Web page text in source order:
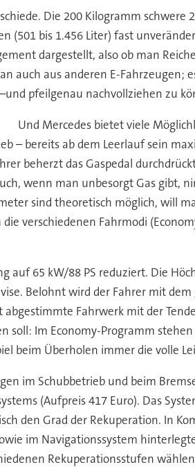
Die 200 Kilogramm
(501 bis 1.456 Liter) fast
dargestellt, also ob man
auch aus anderen E-
pfeilgenau nachvollziehen zu
Und Mercedes bietet viele
– bereits ab dem Leerlauf sein
beherzt das Gaspedal
wenn man unbesorgt Gas
sind theoretisch möglich, will
verschiedenen Fahrmodi
auf 65 kW/88 PS reduziert. Die
Belohnt wird der Fahrer mit
abgestimmte Fahrwerk mit der
soll: Im Economy-Programm
beim Überholen immer die volle
im Schubbetrieb und beim
(Aufpreis 417 Euro). Das
den Grad der Rekuperation. In
im Navigationssystem
Rekuperationsstufen